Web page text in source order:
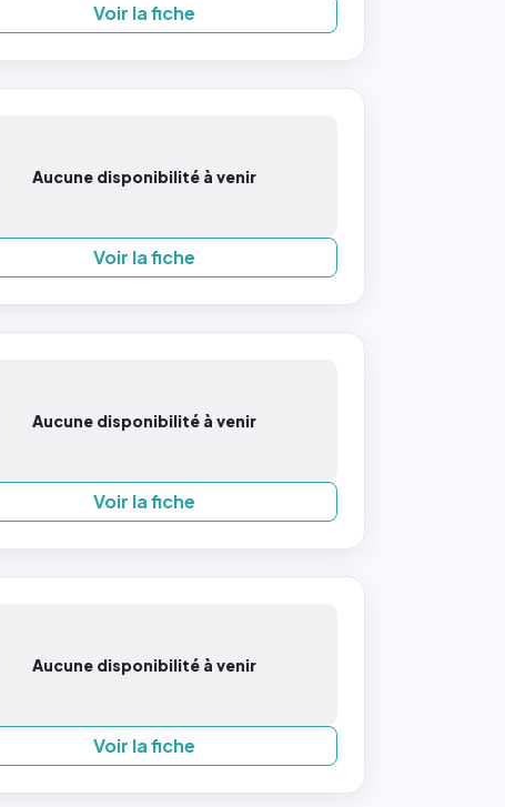
Voir la fiche
Aucune disponibilité à venir
Voir la fiche
Aucune disponibilité à venir
Voir la fiche
Aucune disponibilité à venir
Voir la fiche